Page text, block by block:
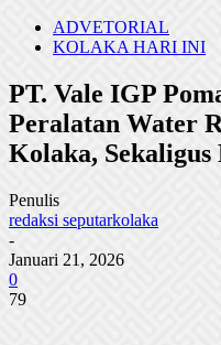
ADVETORIAL
KOLAKA HARI INI
PT. Vale IGP
Peralatan Water
Kolaka, Sekaligus
Penulis
redaksi seputarkolaka
-
Januari 21, 2026
0
79